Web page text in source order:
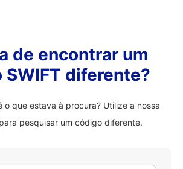
de encontrar um
SWIFT diferente?
o que estava à procura? Utilize a nossa
pesquisar um código diferente.